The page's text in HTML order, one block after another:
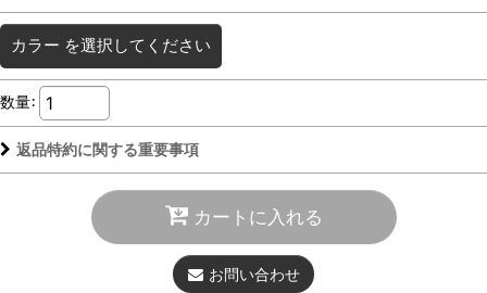
カラー を選択してください
数量:
返品特約に関する重要事項
カートに入れる
お問い合わせ